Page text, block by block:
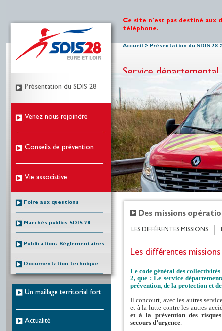
Présentation du SDIS 28
Venez nous rejoindre
Conseils de prévention
Vie associative
Foire aux questions
Marchés publics SDIS 28
Publications Réglementaires
Documentation technique
Un maillage territorial fort
Actualité
Ce site n'est pas destiné aux
téléphone.
Accueil > Présentation du SDIS 28
Service
Des missions
LES DIFFÉRENTES MISSIONS
Les différentes missions
Le code général des
2, que : Le service
prévention, de la protection et
Il concourt, avec les autres
et à la lutte contre les autres
et à la prévention des
secours d’urgence.